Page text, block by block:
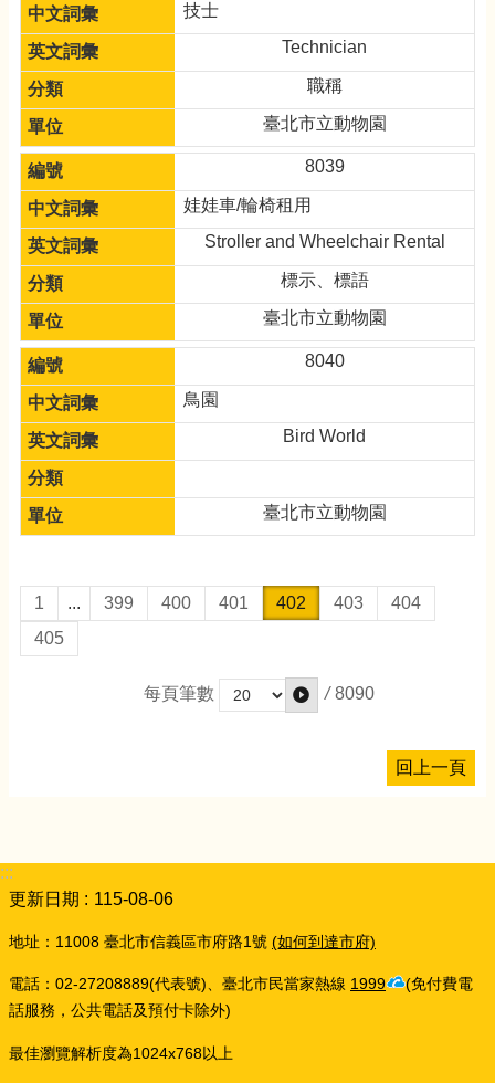
技士
Technician
職稱
臺北市立動物園
8039
娃娃車/輪椅租用
Stroller and Wheelchair Rental
標示、標語
臺北市立動物園
8040
鳥園
Bird World
臺北市立動物園
1 ... 399 400 401 402 403
404
405
每頁筆數 / 8090
回上一頁
:::
更新日期
115-08-06
地址：11008 臺北市信義區市府路1號 (如何到達市府)
電話：02-27208889(代表號)、臺北市民當家熱線 1999
(免付費電
話服務，公共電話及預付卡除外)
最佳瀏覽解析度為1024x768以上